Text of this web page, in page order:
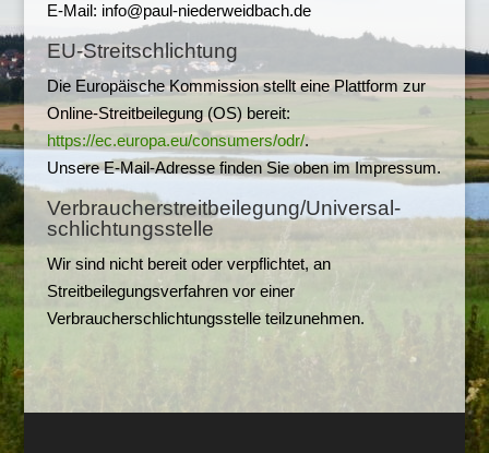
E-Mail: info@paul-niederweidbach.de
EU-Streitschlichtung
Die Europäische Kommission stellt eine Plattform zur
Online-Streitbeilegung (OS) bereit:
https://ec.europa.eu/consumers/odr/.
Unsere E-Mail-Adresse finden Sie oben im Impressum.
Verbraucher­streit­beilegung/Universal­
schlichtungs­stelle
Wir sind nicht bereit oder verpflichtet, an
Streitbeilegungsverfahren vor einer
Verbraucherschlichtungsstelle teilzunehmen.